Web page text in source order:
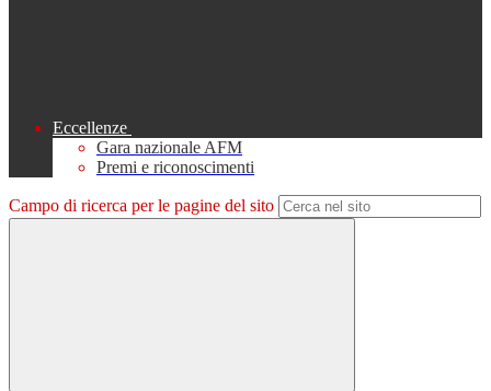
Eccellenze
Gara nazionale AFM
Premi e riconoscimenti
Campo di ricerca per le pagine del sito